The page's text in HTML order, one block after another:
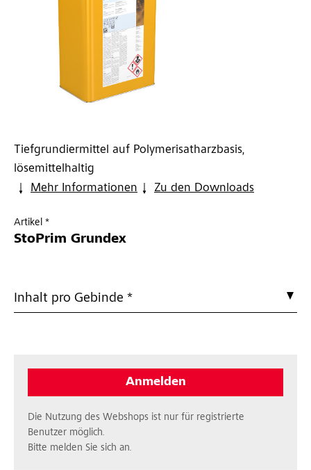
Tiefgrundiermittel auf Polymerisatharzbasis,
lösemittelhaltig
Mehr Informationen
Zu den Downloads
Artikel *
StoPrim Grundex
Inhalt pro Gebinde *
Anmelden
Die Nutzung des Webshops ist nur für registrierte
Benutzer möglich.
Bitte melden Sie sich an.